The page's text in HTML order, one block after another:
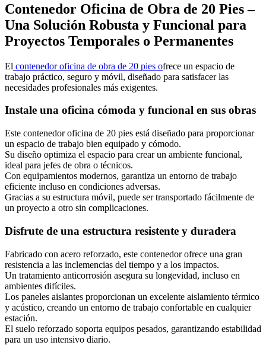
Contenedor Oficina de Obra de 20 Pies –
Una Solución Robusta y Funcional para
Proyectos Temporales o Permanentes
El contenedor oficina de obra de 20 pies ofrece un espacio de
trabajo práctico, seguro y móvil, diseñado para satisfacer las
necesidades profesionales más exigentes.
Instale una oficina cómoda y funcional en sus obras
Este contenedor oficina de 20 pies está diseñado para proporcionar
un espacio de trabajo bien equipado y cómodo.
Su diseño optimiza el espacio para crear un ambiente funcional,
ideal para jefes de obra o técnicos.
Con equipamientos modernos, garantiza un entorno de trabajo
eficiente incluso en condiciones adversas.
Gracias a su estructura móvil, puede ser transportado fácilmente de
un proyecto a otro sin complicaciones.
Disfrute de una estructura resistente y duradera
Fabricado con acero reforzado, este contenedor ofrece una gran
resistencia a las inclemencias del tiempo y a los impactos.
Un tratamiento anticorrosión asegura su longevidad, incluso en
ambientes difíciles.
Los paneles aislantes proporcionan un excelente aislamiento térmico
y acústico, creando un entorno de trabajo confortable en cualquier
estación.
El suelo reforzado soporta equipos pesados, garantizando estabilidad
para un uso intensivo diario.